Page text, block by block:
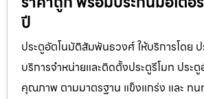
ปี
ประตูอัตโนมัติสัมพันธวงศ์ ให้บริการโดย
บริการจำหน่ายและติดตั้งประตูรีโมท ประ
คุณภาพ ตามมาตรฐาน แข็งแกร่ง และ ทน